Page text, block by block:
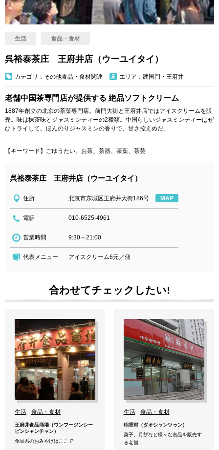
生活 食品・食材
呉裕泰茶庄 王府井店（ウーユイタイ）
カテゴリ：その他食品・食材関連 エリア：建国門・王府井
老舗中国茶専門店が提供する 絶品ソフトクリーム
1887年創立の北京の茶葉専門店。前門大街と王府井店ではアイスクリームを販
売。味は抹茶味とジャスミンティーの2種類。中国らしいジャスミンティーはぜ
ひトライして。ほんのりジャスミンの香りで、甘さ控えめだ。
【キーワード】ごゆうたい、お茶、茶器、茶葉、茶芸
呉裕泰茶庄 王府井店（ウーユイタイ）
住所 北京市东城区王府井大街186号 MAP
電話 010-6525-4961
営業時間 9:30～21:00
代表メニュー アイスクリーム6元／個
合わせてチェックしたい!
生活 食品・食材
王府井食品商場（ワンフージンシー
ピンシャンチャン）
食品系のおみやげはここで
生活 食品・食材
稲香村（ダオシャンツゥン）
菓子、月餅など様々な食品を販売す
る老舗